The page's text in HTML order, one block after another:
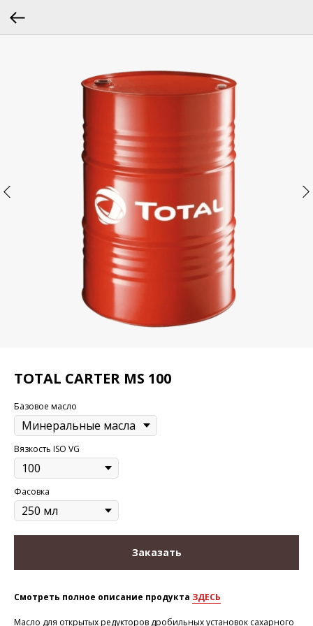
TOTAL CARTER MS 100
Базовое масло
Вязкость ISO VG
Фасовка
Заказать
Смотреть полное описание продукта ЗДЕСЬ
Масло для открытых редукторов дробильных установок сахарного